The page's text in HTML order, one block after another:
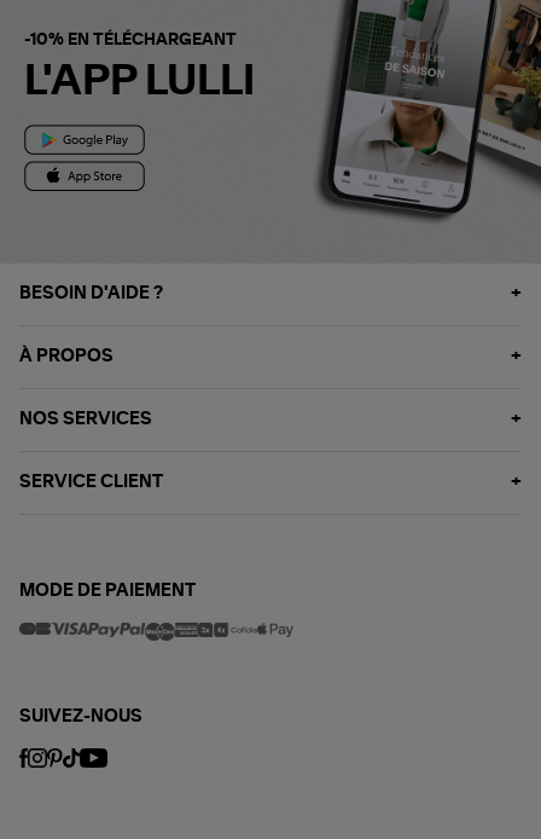
-10% EN TÉLÉCHARGEANT
L'APP LULLI
BESOIN D'AIDE ?
À PROPOS
NOS SERVICES
SERVICE CLIENT
MODE DE PAIEMENT
SUIVEZ-NOUS